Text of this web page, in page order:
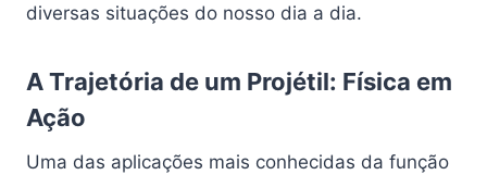
diversas situações do nosso dia a dia.
A Trajetória de um Projétil: Física em
Ação
Uma das aplicações mais conhecidas da função